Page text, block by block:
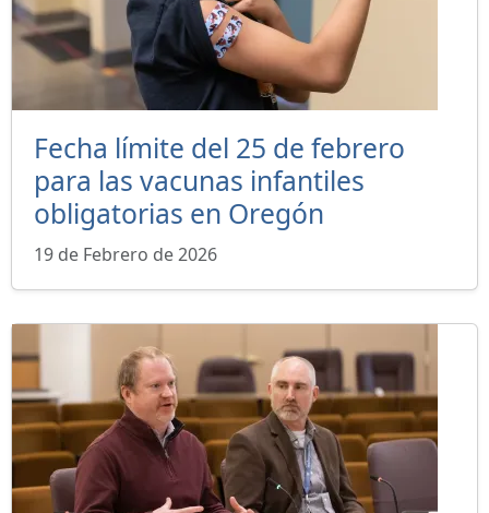
Fecha límite del 25 de febrero
para las vacunas infantiles
obligatorias en Oregón
19 de Febrero de 2026